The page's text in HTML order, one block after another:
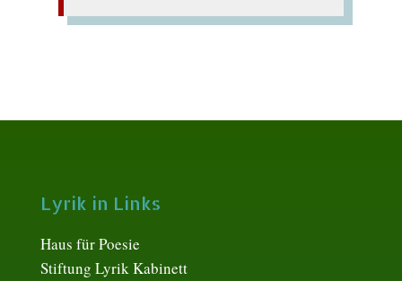
Lyrik in Links
Haus für Poesie
Stiftung Lyrik Kabinett